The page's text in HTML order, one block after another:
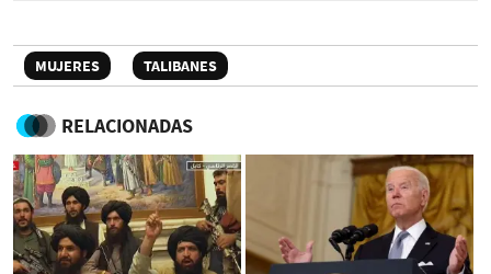
MUJERES TALIBANES
RELACIONADAS